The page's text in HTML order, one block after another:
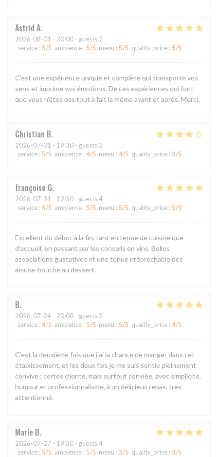
Astrid A
2026-08-01 - 20:00 - guests 2
service : 5/5 ambience : 5/5 menu : 5/5 quality_price : 5/5
C’est une expérience unique et complète qui transporte vos
sens et imprime vos émotions. De ces expériences qui font
que vous n’êtes pas tout à fait la même avant et après. Merci.
Christian B
2026-07-31 - 19:30 - guests 3
service : 5/5 ambience : 4/5 menu : 4/5 quality_price : 3/5
françoise G
2026-07-31 - 12:30 - guests 4
service : 5/5 ambience : 5/5 menu : 5/5 quality_price : 5/5
Excellent du début à la fin, tant en terme de cuisine que
d'accueil, en passant par les conseils en vins. Belles
associations gustatives et une tenue irréprochable des
amuse-bouche au dessert.
B
2026-07-24 - 20:00 - guests 2
service : 4/5 ambience : 5/5 menu : 5/5 quality_price : 4/5
C'est la deuxième fois que j'ai la chance de manger dans cet
établissement, et les deux fois je me suis sentie pleinement
convive : certes cliente, mais surtout conviée, avec simplicité,
humour et professionnalisme, à un délicieux repas, très
attentionné.
Marie B
2026-07-27 - 19:30 - guests 4
service : 5/5 ambience : 5/5 menu : 3/5 quality_price : 3/5